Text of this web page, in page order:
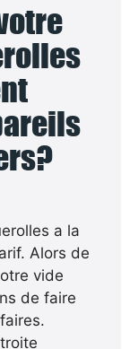
a la
Alors de
vide
de faire